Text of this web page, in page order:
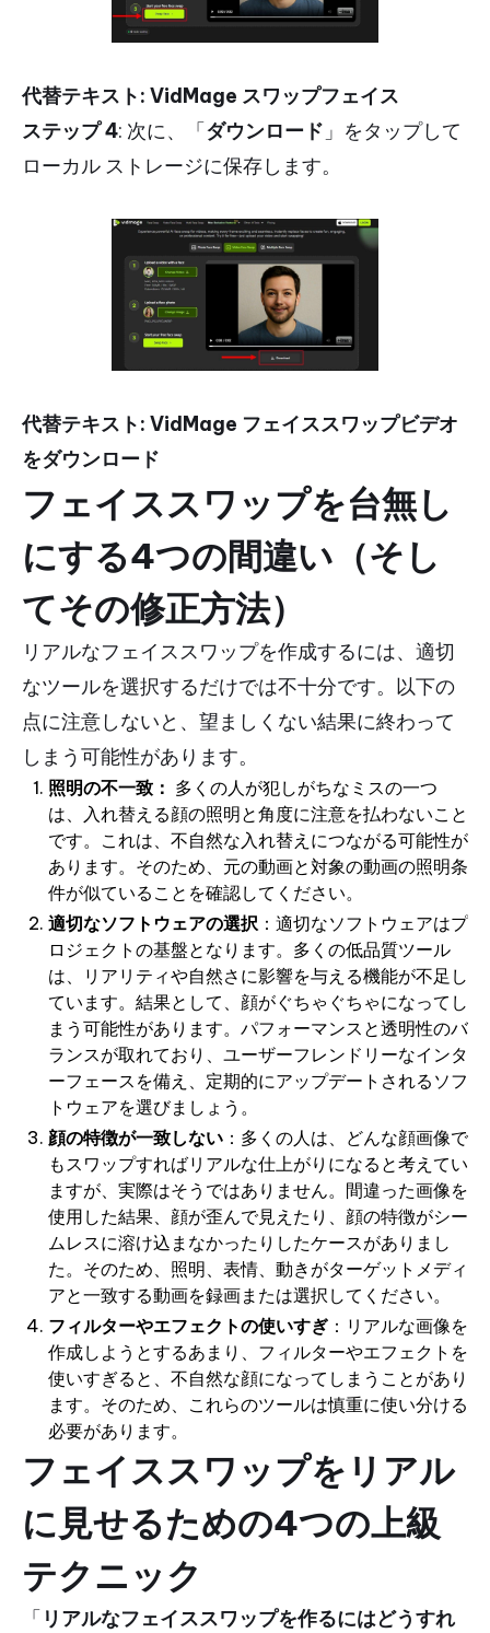
代替テキスト: VidMage スワップフェイス
ステップ 4: 次に、「ダウンロード 」をタップして
ローカル ストレージに保存します。
代替テキスト: VidMage フェイススワップビデオ
をダウンロード
フェイススワップを台無し
にする4つの間違い（そし
てその修正方法）
リアルなフェイススワップを作成するには、適切
なツールを選択するだけでは不十分です。以下の
点に注意しないと、望ましくない結果に終わって
しまう可能性があります。
照明の不一致： 多くの人が犯しがちなミスの一つ
は、入れ替える顔の照明と角度に注意を払わないこと
です。これは、不自然な入れ替えにつながる可能性が
あります。そのため、元の動画と対象の動画の照明条
件が似ていることを確認してください。
適切なソフトウェアの選択 ：適切なソフトウェアはプ
ロジェクトの基盤となります。多くの低品質ツール
は、リアリティや自然さに影響を与える機能が不足し
ています。結果として、顔がぐちゃぐちゃになってし
まう可能性があります。パフォーマンスと透明性のバ
ランスが取れており、ユーザーフレンドリーなインタ
ーフェースを備え、定期的にアップデートされるソフ
トウェアを選びましょう。
顔の特徴が一致しない ：多くの人は、どんな顔画像で
もスワップすればリアルな仕上がりになると考えてい
ますが、実際はそうではありません。間違った画像を
使用した結果、顔が歪んで見えたり、顔の特徴がシー
ムレスに溶け込まなかったりしたケースがありまし
た。そのため、照明、表情、動きがターゲットメディ
アと一致する動画を録画または選択してください。
フィルターやエフェクトの使いすぎ ：リアルな画像を
作成しようとするあまり、フィルターやエフェクトを
使いすぎると、不自然な顔になってしまうことがあり
ます。そのため、これらのツールは慎重に使い分ける
必要があります。
フェイススワップをリアル
に見せるための4つの上級
テクニック
「 リアルなフェイススワップを作るにはどうすれ